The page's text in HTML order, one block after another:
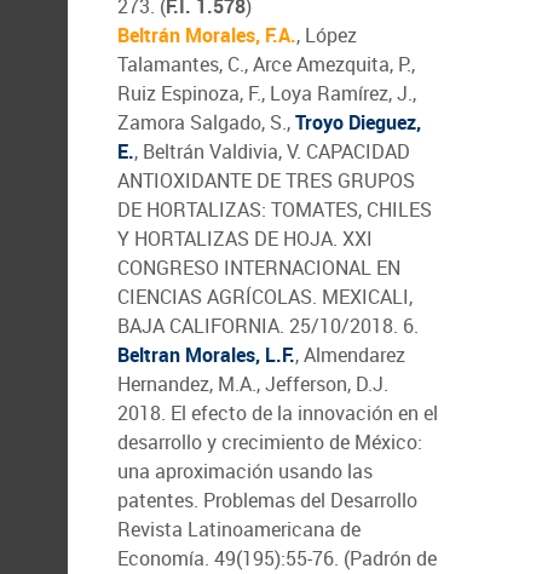
273. (F.I. 1.578)
Beltrán Morales, F.A., López
Talamantes, C., Arce Amezquita, P.,
Ruiz Espinoza, F., Loya Ramírez, J.,
Zamora Salgado, S.,Troyo Dieguez,
E., Beltrán Valdivia, V. CAPACIDAD
ANTIOXIDANTE DE TRES GRUPOS
DE HORTALIZAS: TOMATES, CHILES
Y HORTALIZAS DE HOJA. XXI
CONGRESO INTERNACIONAL EN
CIENCIAS AGRÍCOLAS. MEXICALI,
BAJA CALIFORNIA. 25/10/2018. 6.
Beltran Morales, L.F., Almendarez
Hernandez, M.A., Jefferson, D.J.
2018. El efecto de la innovación en el
desarrollo y crecimiento de México:
una aproximación usando las
patentes. Problemas del Desarrollo
Revista Latinoamericana de
Economía. 49(195):55-76. (Padrón de